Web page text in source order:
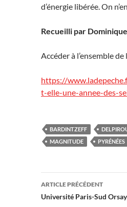
d’énergie libérée. On
Recueilli par
Accéder à l’ensemble de
https://
t-elle-une-annee-des-
BARDINTZEFF
MAGNITUDE
PYRÉNÉES
Navigation
des
ARTICLE PRÉCÉDENT
Université Paris-Sud